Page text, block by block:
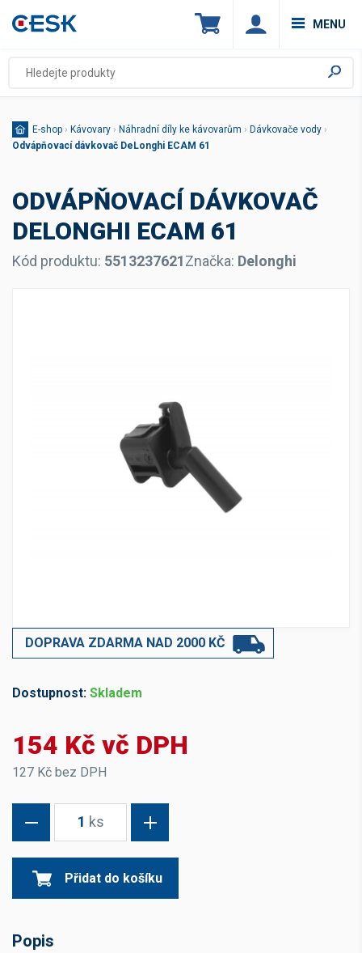
MENU
E-shop › Kávovary › Náhradní díly ke kávovarům › Dávkovače vody ›
Odvápňovací dávkovač DeLonghi ECAM 61
ODVÁPŇOVACÍ DÁVKOVAČ
DELONGHI ECAM 61
Kód produktu: 5513237621Značka: Delonghi
DOPRAVA ZDARMA NAD 2000 KČ
Dostupnost: Skladem
154 Kč vč DPH
127 Kč bez DPH
1 ks
Přidat do košíku
Popis